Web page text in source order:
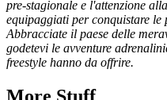
pre-stagionale e l'attenzione
equipaggiati per conquistare le
Abbracciate il paese delle
godetevi le avventure
freestyle hanno da offrire.
More Stuff